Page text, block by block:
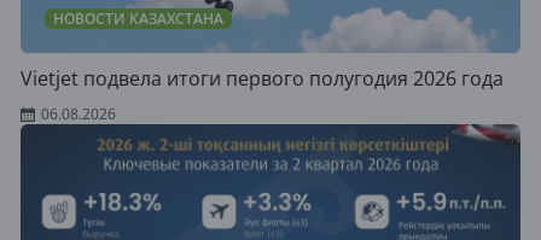
НОВОСТИ КАЗАХСТАНА
Vietjet подвела итоги первого полугодия 2026 года
06.08.2026